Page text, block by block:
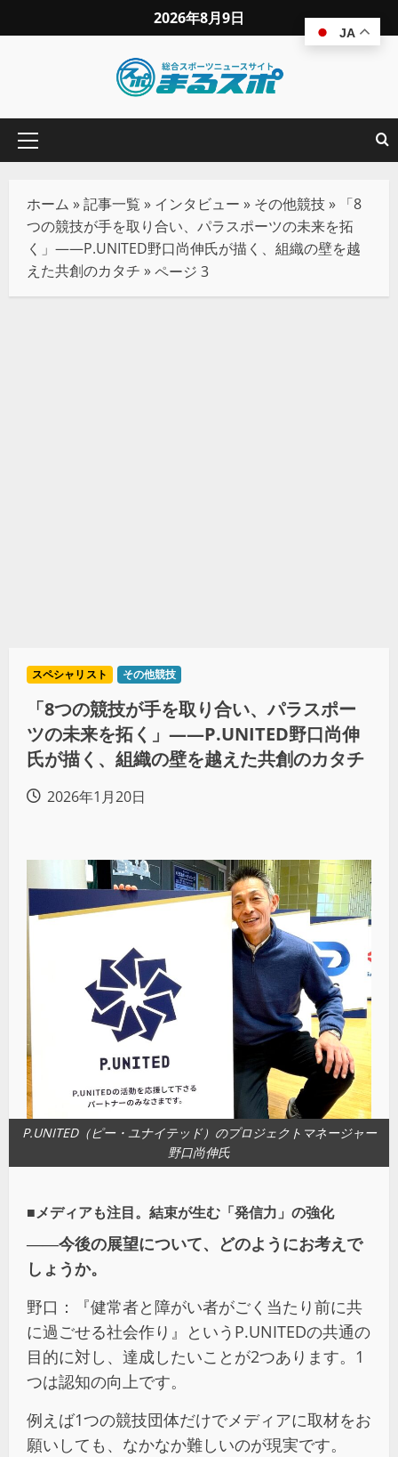
2026年8月9日
ホーム »記事一覧 » インタビュー » その他競技» 「8
つの競技が手を取り合い、パラスポーツの未来を拓
く」——P.UNITED野口尚伸氏が描く、組織の壁を越
えた共創のカタチ »ページ 3
スペシャリスト その他競技
「8つの競技が手を取り合い、パラスポー
ツの未来を拓く」——P.UNITED野口尚伸
氏が描く、組織の壁を越えた共創のカタチ
2026年1月20日
P.UNITED（ピー・ユナイテッド）のプロジェクトマネージャー
野口尚伸氏
■メディアも注目。結束が生む「発信力」の強化
――今後の展望について、どのようにお考えで
しょうか。
野口：『健常者と障がい者がごく当たり前に共
に過ごせる社会作り』というP.UNITEDの共通の
目的に対し、達成したいことが2つあります。1
つは認知の向上です。
例えば1つの競技団体だけでメディアに取材をお
願いしても、なかなか難しいのが現実です。
JA